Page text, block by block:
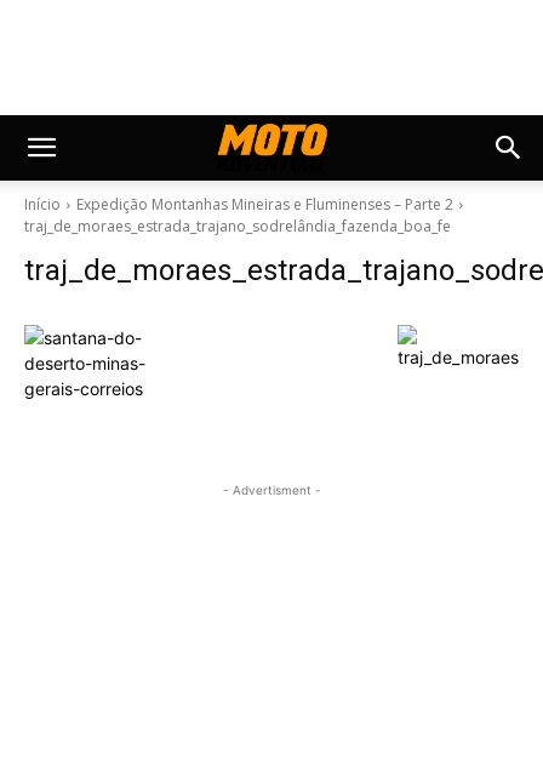
Início
Expedição Montanhas Mineiras e Fluminenses – Parte 2
traj_de_moraes_estrada_trajano_sodrelândia_fazenda_boa_fe
- Advertisment -